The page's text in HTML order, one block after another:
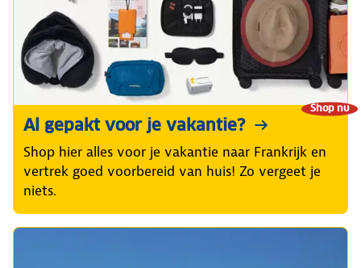
Shop nu
Al gepakt voor je vakantie?
Shop hier alles voor je vakantie naar Frankrijk en
vertrek goed voorbereid van huis! Zo vergeet je
niets.